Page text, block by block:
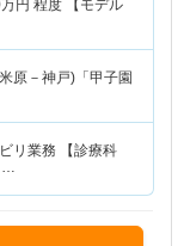
万円 程度 【モデル
原－神戸)「甲子園
【診療科
…